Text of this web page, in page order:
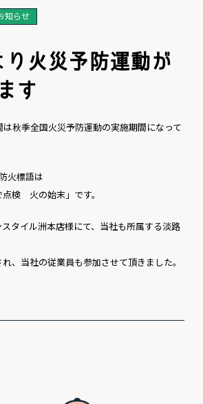
知らせ
り火災予防運動が
す
は秋季全国火災予防運動の実施期間になって
火標語は
検 火の始末」です。
タイル洲本店様にて、当社も所属する淡路
、当社の従業員も参加させて頂きました。